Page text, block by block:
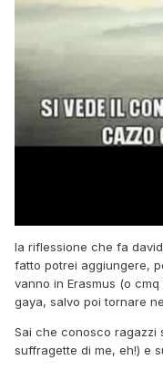
la riflessione che fa
fatto potrei aggiungere,
vanno in Erasmus (o
gaya, salvo poi tornare
Sai che conosco ragazzi
suffragette di me, eh!) e